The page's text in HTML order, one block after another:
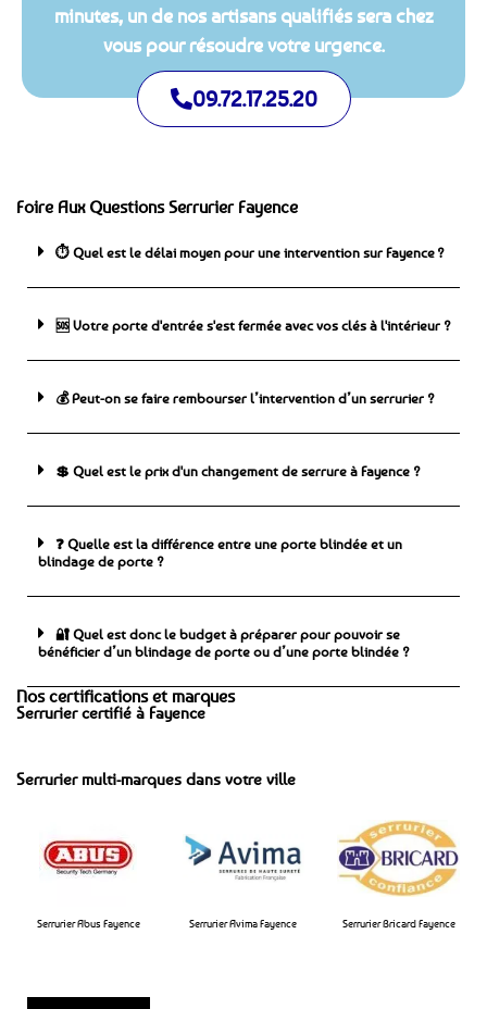
minutes, un de nos artisans qualifiés sera chez
vous pour résoudre votre urgence.
09.72.17.25.20
Foire Aux Questions Serrurier Fayence
⏱️ Quel est le délai moyen pour une intervention sur Fayence ?
🆘 ️Votre porte d'entrée s'est fermée avec vos clés à l'intérieur ?
💰 Peut-on se faire rembourser l’intervention d’un serrurier ?
💲 Quel est le prix d'un changement de serrure à Fayence ?
❓ Quelle est la différence entre une porte blindée et un
blindage de porte ?
🔐 Quel est donc le budget à préparer pour pouvoir se
bénéficier d’un blindage de porte ou d’une porte blindée ?
Nos certifications et marques
Serrurier certifié à Fayence
Serrurier multi-marques dans votre ville
Serrurier Abus Fayence Serrurier Avima Fayence​ Serrurier Bricard Fayence​